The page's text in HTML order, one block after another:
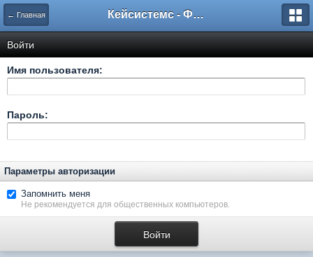
← Главная Кейсистемс - Форумы
Войти
Имя пользователя:
Пароль:
Параметры авторизации
Запомнить меня
Не рекомендуется для общественных компьютеров.